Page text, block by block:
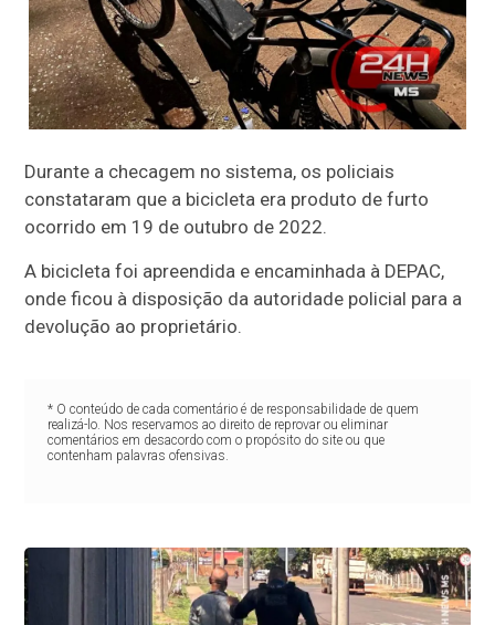
Durante a checagem no sistema, os policiais
constataram que a bicicleta era produto de furto
ocorrido em 19 de outubro de 2022.
A bicicleta foi apreendida e encaminhada à DEPAC,
onde ficou à disposição da autoridade policial para a
devolução ao proprietário.
* O conteúdo de cada comentário é de responsabilidade de quem
realizá-lo. Nos reservamos ao direito de reprovar ou eliminar
comentários em desacordo com o propósito do site ou que
contenham palavras ofensivas.